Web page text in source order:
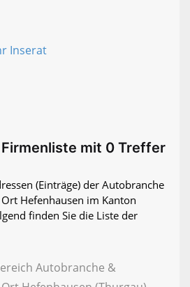
mit 0 Treffer
(Einträge) der Autobranche
Hefenhausen im Kanton
finden Sie die Liste der
Autobranche &